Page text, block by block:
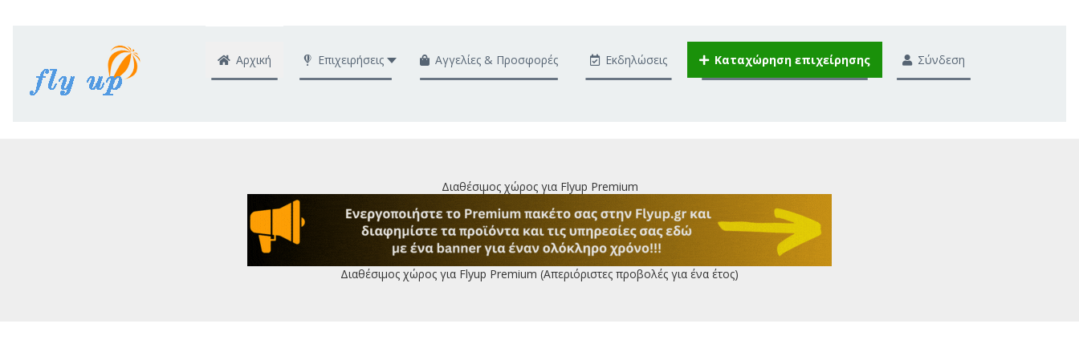
Αρχική Επιχειρήσεις Αγγελίες & Προσφορές Εκδηλώσεις Καταχώρηση επιχείρησης Σύνδεση
Διαθέσιμος χώρος για Flyup Premium
Διαθέσιμος χώρος για Flyup Premium (Απεριόριστες προβολές για ένα έτος)